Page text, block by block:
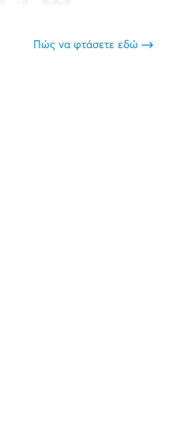
Πώς να φτάσετε εδώ